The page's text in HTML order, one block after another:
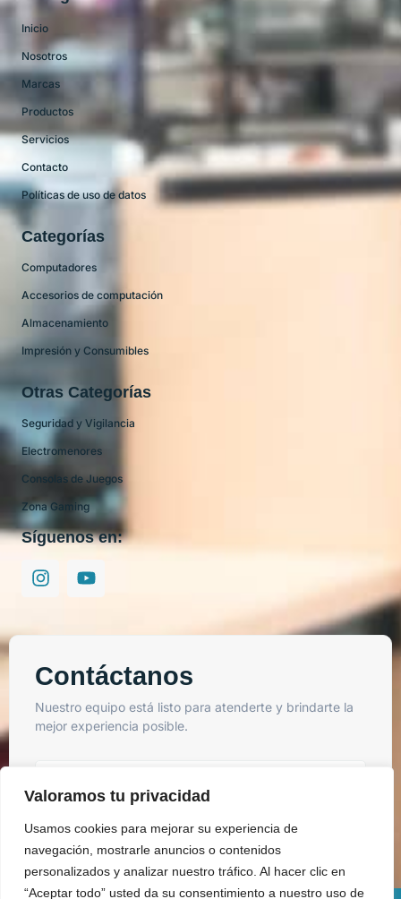
Valoramos tu privacidad
Usamos cookies para mejorar su experiencia de
navegación, mostrarle anuncios o contenidos
personalizados y analizar nuestro tráfico. Al hacer clic en
“Aceptar todo” usted da su consentimiento a nuestro uso de
Inicio
Nosotros
Marcas
Productos
Servicios
Contacto
Políticas de uso de datos
Categorías
Computadores
Accesorios de computación
Almacenamiento
Impresión y Consumibles
Otras Categorías
Seguridad y Vigilancia
Electromenores
Consolas de Juegos
Zona Gaming
Síguenos en:
Contáctanos
Nuestro equipo está listo para atenderte y brindarte la
mejor experiencia posible.
Enviar